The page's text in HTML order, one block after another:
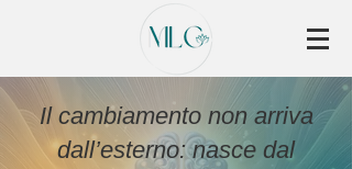
Il cambiamento non arriva
dall’esterno: nasce dal